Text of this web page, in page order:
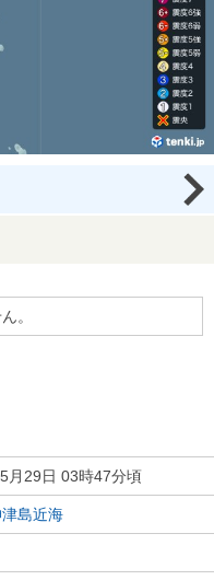
。
月29日 03時47分頃
島近海